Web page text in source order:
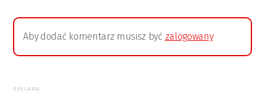
Aby dodać komentarz musisz być zalogowany
REKLAMA